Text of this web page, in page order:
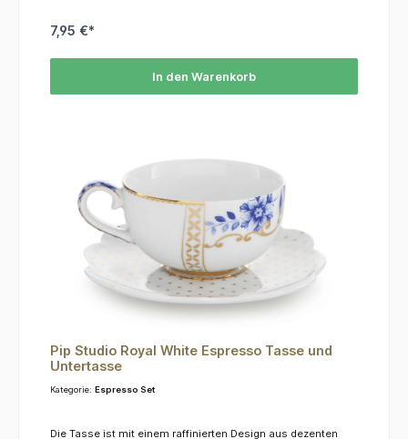
7,95 €*
In den Warenkorb
Pip Studio Royal White Espresso Tasse und
Untertasse
Kategorie: Espresso Set
Die Tasse ist mit einem raffinierten Design aus dezenten